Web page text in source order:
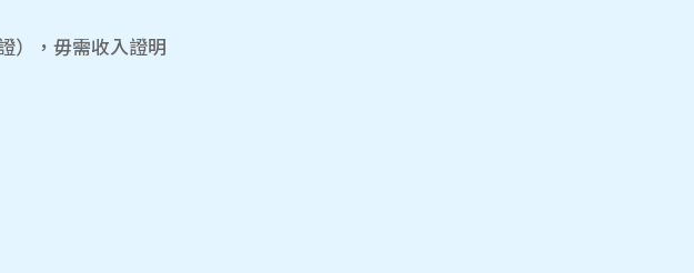
），毋需收入證明